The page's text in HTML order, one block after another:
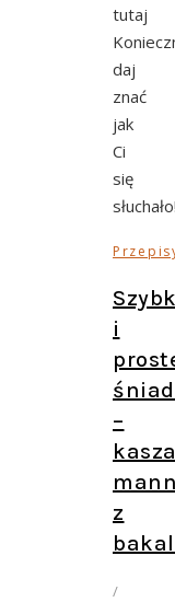
tutaj
daj
znać
jak
Ci
się
słuchało!
i
–
kasza
z
/